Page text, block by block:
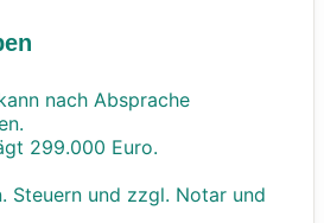
nach Absprache
299.000 Euro.
Steuern und zzgl. Notar und